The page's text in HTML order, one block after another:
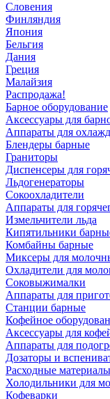
Словения
Финляндия
Япония
Бельгия
Дания
Греция
Малайзия
Распродажа!
Барное оборудование
Аксессуары для
Аппараты для
Блендеры барные
Граниторы
Диспенсеры для
Льдогенераторы
Сокоохладители
Аппараты для
Измельчители льда
Кипятильники
Комбайны барные
Миксеры для
Охладители для
Соковыжималки
Аппараты для
Станции барные
Кофейное
Аксессуары для
Аппараты для
Дозаторы и
Расходные
Холодильники для
Кофеварки